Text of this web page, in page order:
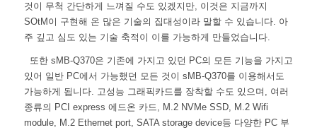
것이 무척 간단하게 느껴질 수도 있겠지만, 이것은 지금까지
SOtM이 구현해 온 많은 기술의 집대성이라 말할 수 있습니다. 아
주 깊고 심도 있는 기술 축적이 이를 가능하게 만들었습니다.
또한 sMB-Q370은 기존에 가지고 있던 PC의 모든 기능을 가지고
있어 일반 PC에서 가능했던 모든 것이 sMB-Q370를 이용해서도
가능하게 됩니다. 고성능 그래픽카드를 장착할 수도 있으며, 여러
종류의 PCI express 에드온 카드, M.2 NVMe SSD, M.2 Wifi
module, M.2 Ethernet port, SATA storage device등 다양한 PC 부